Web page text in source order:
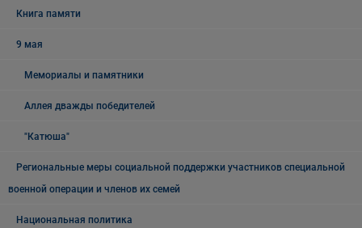
Книга памяти
9 мая
Мемориалы и памятники
Аллея дважды победителей
"Катюша"
Региональные меры социальной поддержки участников специальной
военной операции и членов их семей
Национальная политика